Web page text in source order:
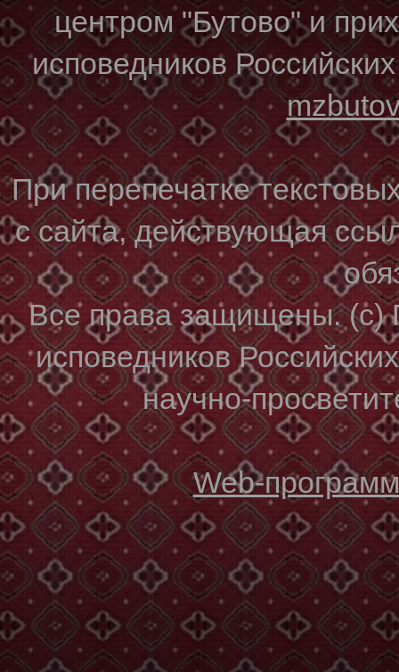
центром "Бутово" и
исповедников
При перепечатке
с сайта, действующая
Все права защищены. (с)
исповедников
научно-
Web-